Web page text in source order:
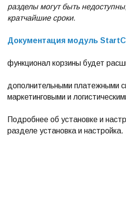
разделы могут быть
кратчайшие сроки.
Документация модуль
функционал корзины будет
дополнительными платежными
маркетинговыми и
Подробнее об установке и
разделе установка и настройка.